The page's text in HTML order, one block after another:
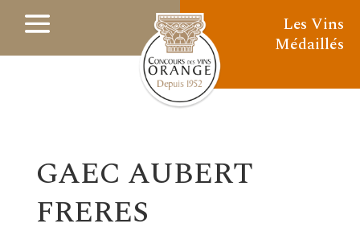
Les Vins
Médaillés
GAEC AUBERT
FRERES